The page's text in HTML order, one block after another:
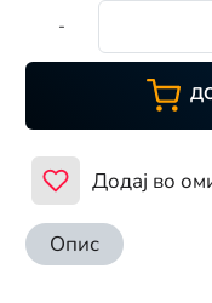
-
Додај во
Опис